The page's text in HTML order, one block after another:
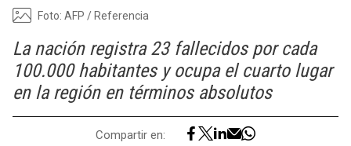
Foto: AFP / Referencia
La nación registra 23 fallecidos por cada
100.000 habitantes y ocupa el cuarto lugar
en la región en términos absolutos
Compartir en: